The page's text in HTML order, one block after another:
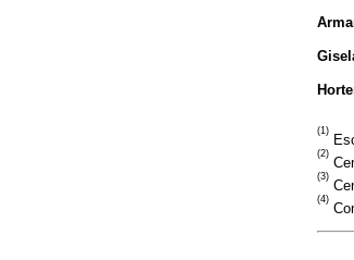
(1)
(2)
(3)
(4)